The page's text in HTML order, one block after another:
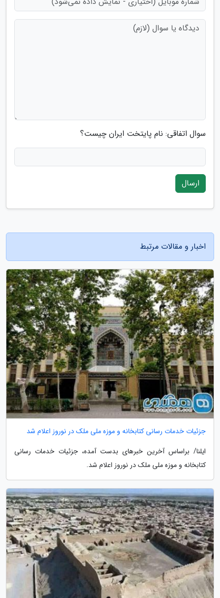
سوال اتفاقی: نام پایتخت ایران چیست؟
ارسال
اخبار و مقالات مرتبط
جزئیات خدمات رسانی کتابخانه و موزه ملی ملک در نوروز اعلام شد
ایلنا/ براساس آخرین خبرهای بدست آمده، جزئیات خدمات رسانی
کتابخانه و موزه ملی ملک در نوروز اعلام شد.